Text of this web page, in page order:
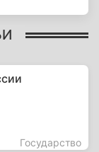
Государство